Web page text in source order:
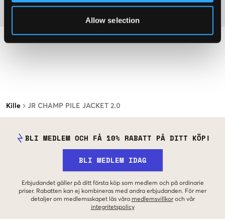
Allow selection
Kille JR CHAMP PILE JACKET 2.0
BLI MEDLEM OCH FÅ 10% RABATT PÅ DITT KÖP!
BLI MEDLEM IDAG
Erbjudandet gäller på ditt första köp som medlem och på ordinarie
priser. Rabatten kan ej kombineras med andra erbjudanden. För mer
detaljer om medlemsskapet läs våra medlemsvillkor och vår
integritetspolicy